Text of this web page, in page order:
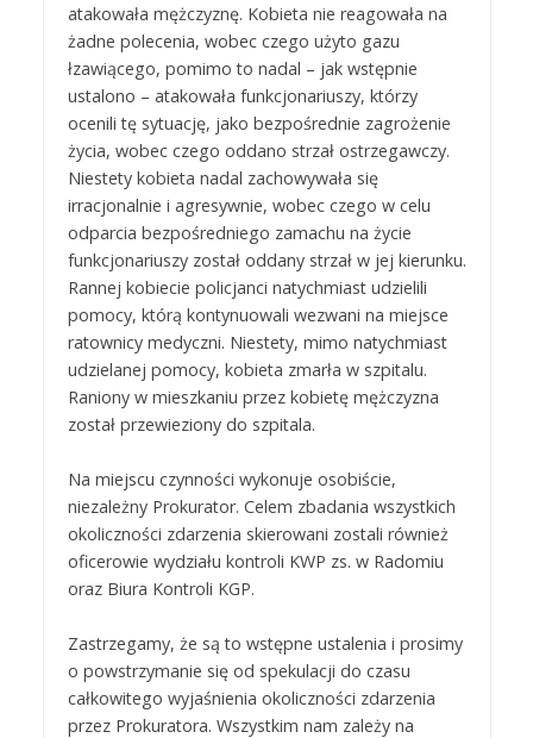
atakowała mężczyznę. Kobieta nie reagowała na
żadne polecenia, wobec czego użyto gazu
łzawiącego, pomimo to nadal – jak wstępnie
ustalono – atakowała funkcjonariuszy, którzy
ocenili tę sytuację, jako bezpośrednie zagrożenie
życia, wobec czego oddano strzał ostrzegawczy.
Niestety kobieta nadal zachowywała się
irracjonalnie i agresywnie, wobec czego w celu
odparcia bezpośredniego zamachu na życie
funkcjonariuszy został oddany strzał w jej kierunku.
Rannej kobiecie policjanci natychmiast udzielili
pomocy, którą kontynuowali wezwani na miejsce
ratownicy medyczni. Niestety, mimo natychmiast
udzielanej pomocy, kobieta zmarła w szpitalu.
Raniony w mieszkaniu przez kobietę mężczyzna
został przewieziony do szpitala.
Na miejscu czynności wykonuje osobiście,
niezależny Prokurator. Celem zbadania wszystkich
okoliczności zdarzenia skierowani zostali również
oficerowie wydziału kontroli KWP zs. w Radomiu
oraz Biura Kontroli KGP.
Zastrzegamy, że są to wstępne ustalenia i prosimy
o powstrzymanie się od spekulacji do czasu
całkowitego wyjaśnienia okoliczności zdarzenia
przez Prokuratora. Wszystkim nam zależy na